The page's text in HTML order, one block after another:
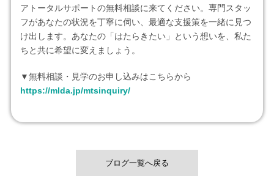
アトータルサポートの無料相談に来てください。専門スタッ
フがあなたの状況を丁寧に伺い、最適な支援策を一緒に見つ
け出します。あなたの「はたらきたい」という想いを、私た
ちと共に希望に変えましょう。
▼無料相談・見学のお申し込みはこちらから
https://mlda.jp/mtsinquiry/
ブログ一覧へ戻る